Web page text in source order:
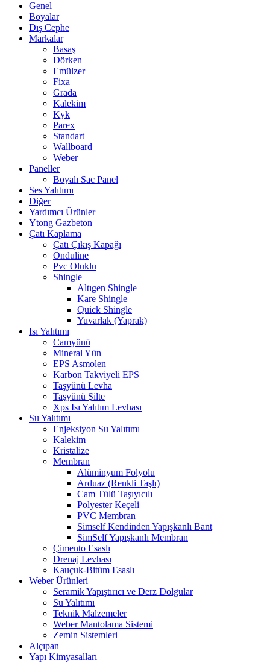
Genel
Boyalar
Dış Cephe
Markalar
Basaş
Dörken
Emülzer
Fixa
Grada
Kalekim
Kyk
Parex
Standart
Wallboard
Weber
Paneller
Boyalı Sac Panel
Ses Yalıtımı
Diğer
Yardımcı Ürünler
Ytong Gazbeton
Çatı Kaplama
Çatı Çıkış Kapağı
Onduline
Pvc Oluklu
Shingle
Altıgen Shingle
Kare Shingle
Quick Shingle
Yuvarlak (Yaprak)
Isı Yalıtımı
Camyünü
Mineral Yün
EPS Asmolen
Karbon Takviyeli EPS
Taşyünü Levha
Taşyünü Şilte
Xps Isı Yalıtım Levhası
Su Yalıtımı
Enjeksiyon Su Yalıtımı
Kalekim
Kristalize
Membran
Alüminyum Folyolu
Arduaz (Renkli Taşlı)
Cam Tülü Taşıyıcılı
Polyester Keçeli
PVC Membran
Simself Kendinden Yapışkanlı Bant
SimSelf Yapışkanlı Membran
Çimento Esaslı
Drenaj Levhası
Kauçuk-Bitüm Esaslı
Weber Ürünleri
Seramik Yapıştırıcı ve Derz Dolgular
Su Yalıtımı
Teknik Malzemeler
Weber Mantolama Sistemi
Zemin Sistemleri
Alçıpan
Yapı Kimyasalları